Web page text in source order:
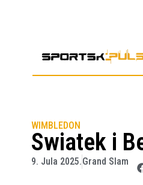
WIMBLEDON
Swiatek i
9. Jula 2025.Grand Slam